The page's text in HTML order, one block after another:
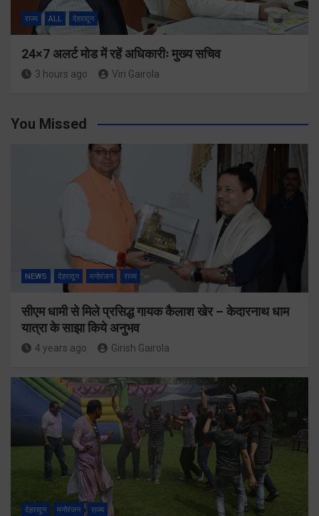
राज्य ALL देहरादून
24×7 अलर्ट मोड में रहें अधिकारीः मुख्य सचिव
3 hours ago Viri Gairola
You Missed
NEWS देहरादून मनोरंजन राज्य
सीएम धामी से मिले प्रसिद्ध गायक कैलाश खेर – केदारनाथ धाम
यात्रा के साझा किये अनुभव
4 years ago Girish Gairola
देहरादून मनोरंजन राज्य